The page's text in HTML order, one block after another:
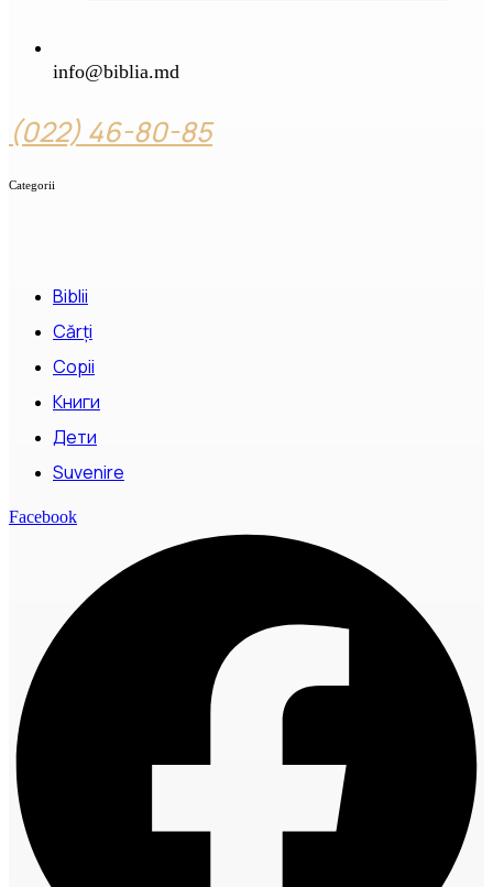
info@biblia.md
(022) 46-80-85
Categorii
Biblii
Cărți
Copii
Книги
Дети
Suvenire
Facebook